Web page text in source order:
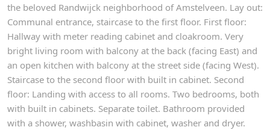
the beloved Randwijck neighborhood of Amstelveen. Lay out:
Communal entrance, staircase to the first floor. First floor:
Hallway with meter reading cabinet and cloakroom. Very
bright living room with balcony at the back (facing East) and
an open kitchen with balcony at the street side (facing West).
Staircase to the second floor with built in cabinet. Second
floor: Landing with access to all rooms. Two bedrooms, both
with built in cabinets. Separate toilet. Bathroom provided
with a shower, washbasin with cabinet, washer and dryer.